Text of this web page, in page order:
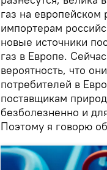
газ на европейском
импортерам
новые источники
газ в Европе.
вероятность, что
потребителей в
поставщикам
безболезненно и
Поэтому я говорю